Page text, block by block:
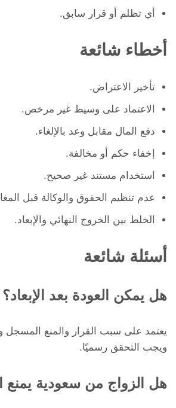
أي تظلم أو قرار سابق.
أخطاء شائعة
تأخير الاعتراض.
الاعتماد على وسيط غير مرخص.
دفع المال مقابل وعد بالإلغاء.
إخفاء حكم أو مخالفة.
استخدام مستند غير صحيح.
عدم تنظيم الحقوق والوكالة قبل
الخلط بين الخروج النهائي والإبعاد.
أسئلة شائعة
هل يمكن العودة بعد الإبعاد؟
يعتمد على سبب القرار والمنع المسجل
ويجب التحقق رسميًا.
هل الزواج من سعودية يمنع